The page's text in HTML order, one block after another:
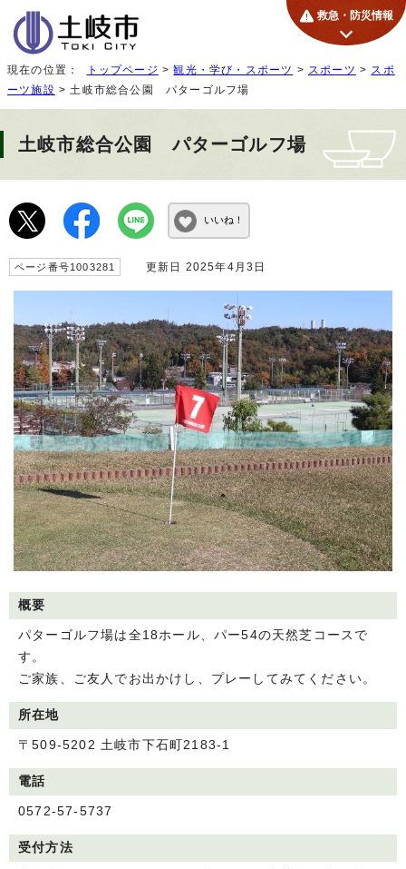
救急・防災情報
現在の位置： トップページ >観光・学び・スポーツ > スポーツ > スポ
ーツ施設 > 土岐市総合公園 パターゴルフ場
土岐市総合公園 パターゴルフ場
いいね！
ページ番号1003281 更新日 2025年4月3日
概要
パターゴルフ場は全18ホール、パー54の天然芝コースで
す。
ご家族、ご友人でお出かけし、プレーしてみてください。
所在地
〒509-5202 土岐市下石町2183-1
電話
0572-57-5737
受付方法